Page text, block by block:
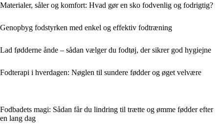
Materialer, såler og komfort: Hvad gør en sko fodvenlig og fodrigtig?
Genopbyg fodstyrken med enkel og effektiv fodtræning
Lad fødderne ånde – sådan vælger du fodtøj, der sikrer god hygiejne
Fodterapi i hverdagen: Nøglen til sundere fødder og øget velvære
Fodbadets magi: Sådan får du lindring til trætte og ømme fødder efter
en lang dag